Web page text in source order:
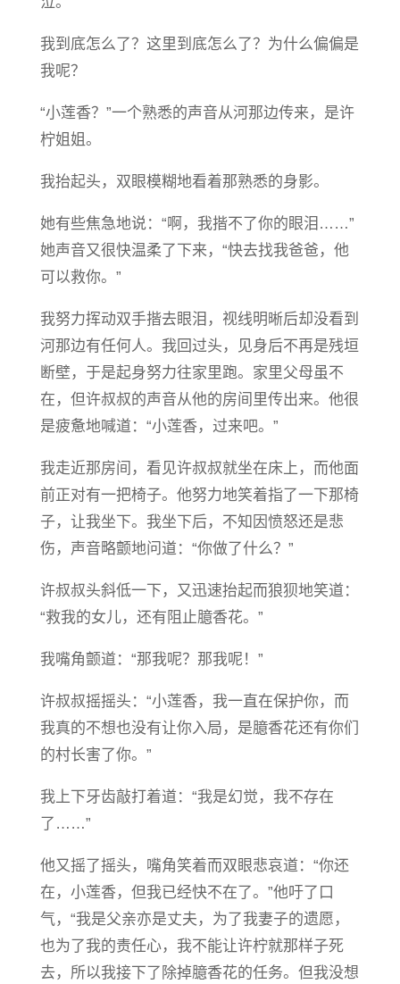
我到底怎么了？这里到底怎么了？为什么偏偏是
我呢？
“小莲香？”一个熟悉的声音从河那边传来，是许
柠姐姐。
我抬起头，双眼模糊地看着那熟悉的身影。
她有些焦急地说：“啊，我揩不了你的眼泪……”
她声音又很快温柔了下来，“快去找我爸爸，他
可以救你。”
我努力挥动双手揩去眼泪，视线明晰后却没看到
河那边有任何人。我回过头，见身后不再是残垣
断壁，于是起身努力往家里跑。家里父母虽不
在，但许叔叔的声音从他的房间里传出来。他很
是疲惫地喊道：“小莲香，过来吧。”
我走近那房间，看见许叔叔就坐在床上，而他面
前正对有一把椅子。他努力地笑着指了一下那椅
子，让我坐下。我坐下后，不知因愤怒还是悲
伤，声音略颤地问道：“你做了什么？”
许叔叔头斜低一下，又迅速抬起而狼狈地笑道：
“救我的女儿，还有阻止臆香花。”
我嘴角颤道：“那我呢？那我呢！”
许叔叔摇摇头：“小莲香，我一直在保护你，而
我真的不想也没有让你入局，是臆香花还有你们
的村长害了你。”
我上下牙齿敲打着道：“我是幻觉，我不存在
了……”
他又摇了摇头，嘴角笑着而双眼悲哀道：“你还
在，小莲香，但我已经快不在了。”他吁了口
气，“我是父亲亦是丈夫，为了我妻子的遗愿，
也为了我的责任心，我不能让许柠就那样子死
去，所以我接下了除掉臆香花的任务。但我没想